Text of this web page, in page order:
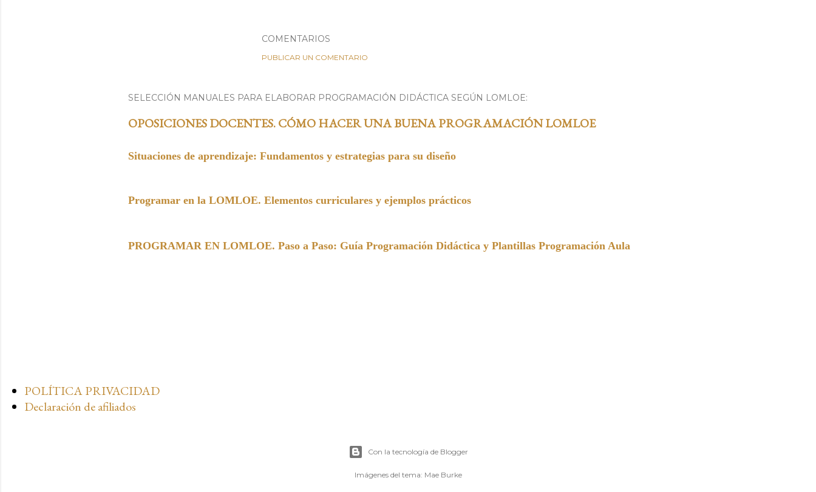
COMENTARIOS
PUBLICAR UN COMENTARIO
SELECCIÓN MANUALES PARA ELABORAR PROGRAMACIÓN DIDÁCTICA SEGÚN LOMLOE:
OPOSICIONES DOCENTES. CÓMO HACER UNA BUENA PROGRAMACIÓN LOMLOE
Situaciones de aprendizaje: Fundamentos y estrategias para su diseño
Programar en la LOMLOE. Elementos curriculares y ejemplos prácticos
PROGRAMAR EN LOMLOE. Paso a Paso: Guía Programación Didáctica y Plantillas Programación Aula
POLÍTICA PRIVACIDAD
Declaración de afiliados
Con la tecnología de Blogger
Imágenes del tema: Mae Burke